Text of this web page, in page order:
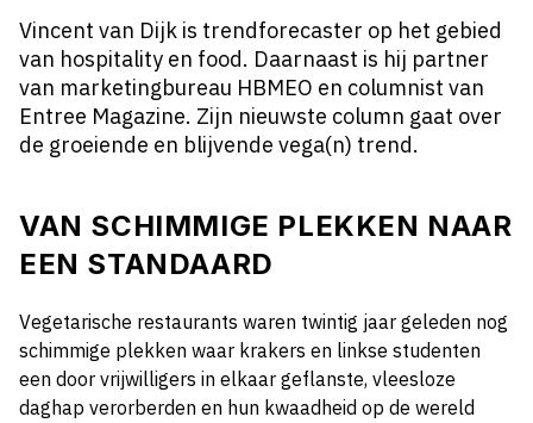
Vincent van Dijk is trendforecaster op het gebied
van hospitality en food. Daarnaast is hij partner
van marketingbureau HBMEO en columnist van
Entree Magazine. Zijn nieuwste column gaat over
de groeiende en blijvende vega(n) trend.
VAN SCHIMMIGE PLEKKEN NAAR
EEN STANDAARD
Vegetarische restaurants waren twintig jaar geleden nog
schimmige plekken waar krakers en linkse studenten
een door vrijwilligers in elkaar geflanste, vleesloze
daghap verorberden en hun kwaadheid op de wereld